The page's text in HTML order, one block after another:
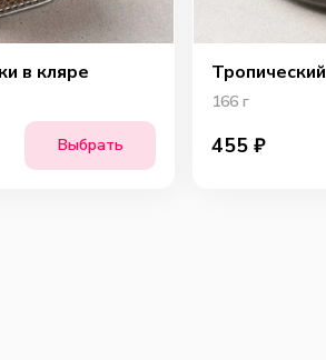
в кляре
Выбрать
Тропический
166 г
455 ₽